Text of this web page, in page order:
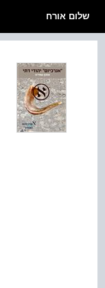
שלום אורח